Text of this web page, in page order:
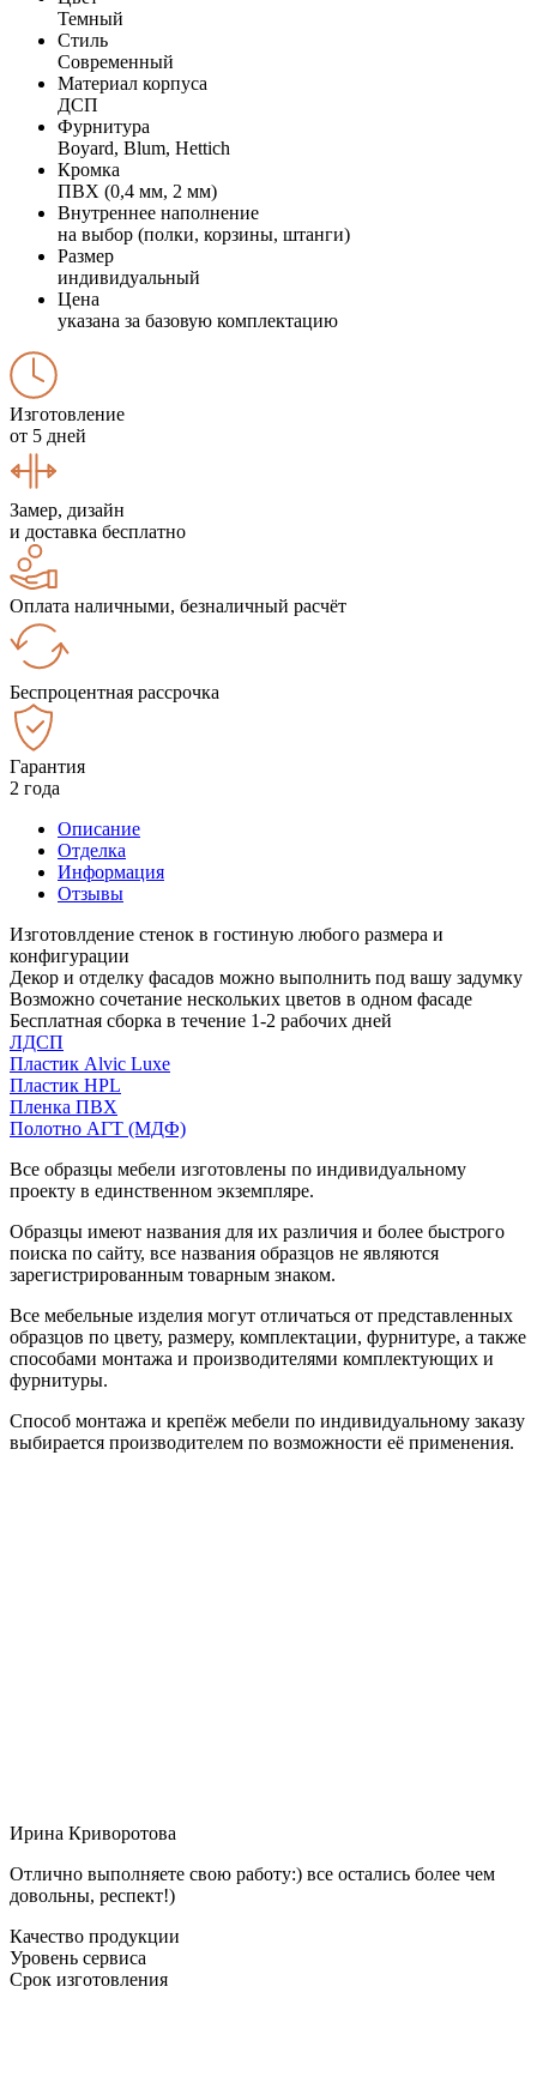
Темный
Стиль
Современный
Материал корпуса
ДСП
Фурнитура
Boyard, Blum, Hettich
Кромка
ПВХ (0,4 мм, 2 мм)
Внутреннее наполнение
на выбор (полки, корзины, штанги)
Размер
индивидуальный
Цена
указана за базовую комплектацию
Изготовление
от 5 дней
Замер, дизайн
и доставка бесплатно
Оплата наличными, безналичный расчёт
Беспроцентная рассрочка
Гарантия
2 года
Описание
Отделка
Информация
Отзывы
Изготовлдение стенок в гостиную любого размера и
конфигурации
Декор и отделку фасадов можно выполнить под вашу задумку
Возможно сочетание нескольких цветов в одном фасаде
Бесплатная сборка в течение 1-2 рабочих дней
ЛДСП
Пластик Alvic Luxe
Пластик HPL
Пленка ПВХ
Полотно АГТ (МДФ)
Все образцы мебели изготовлены по индивидуальному
проекту в единственном экземпляре.
Образцы имеют названия для их различия и более быстрого
поиска по сайту, все названия образцов не являются
зарегистрированным товарным знаком.
Все мебельные изделия могут отличаться от представленных
образцов по цвету, размеру, комплектации, фурнитуре, а также
способами монтажа и производителями комплектующих и
фурнитуры.
Способ монтажа и крепёж мебели по индивидуальному заказу
выбирается производителем по возможности её применения.
Ирина Криворотова
Отлично выполняете свою работу:) все остались более чем
довольны, респект!)
Качество продукции
Уровень сервиса
Срок изготовления